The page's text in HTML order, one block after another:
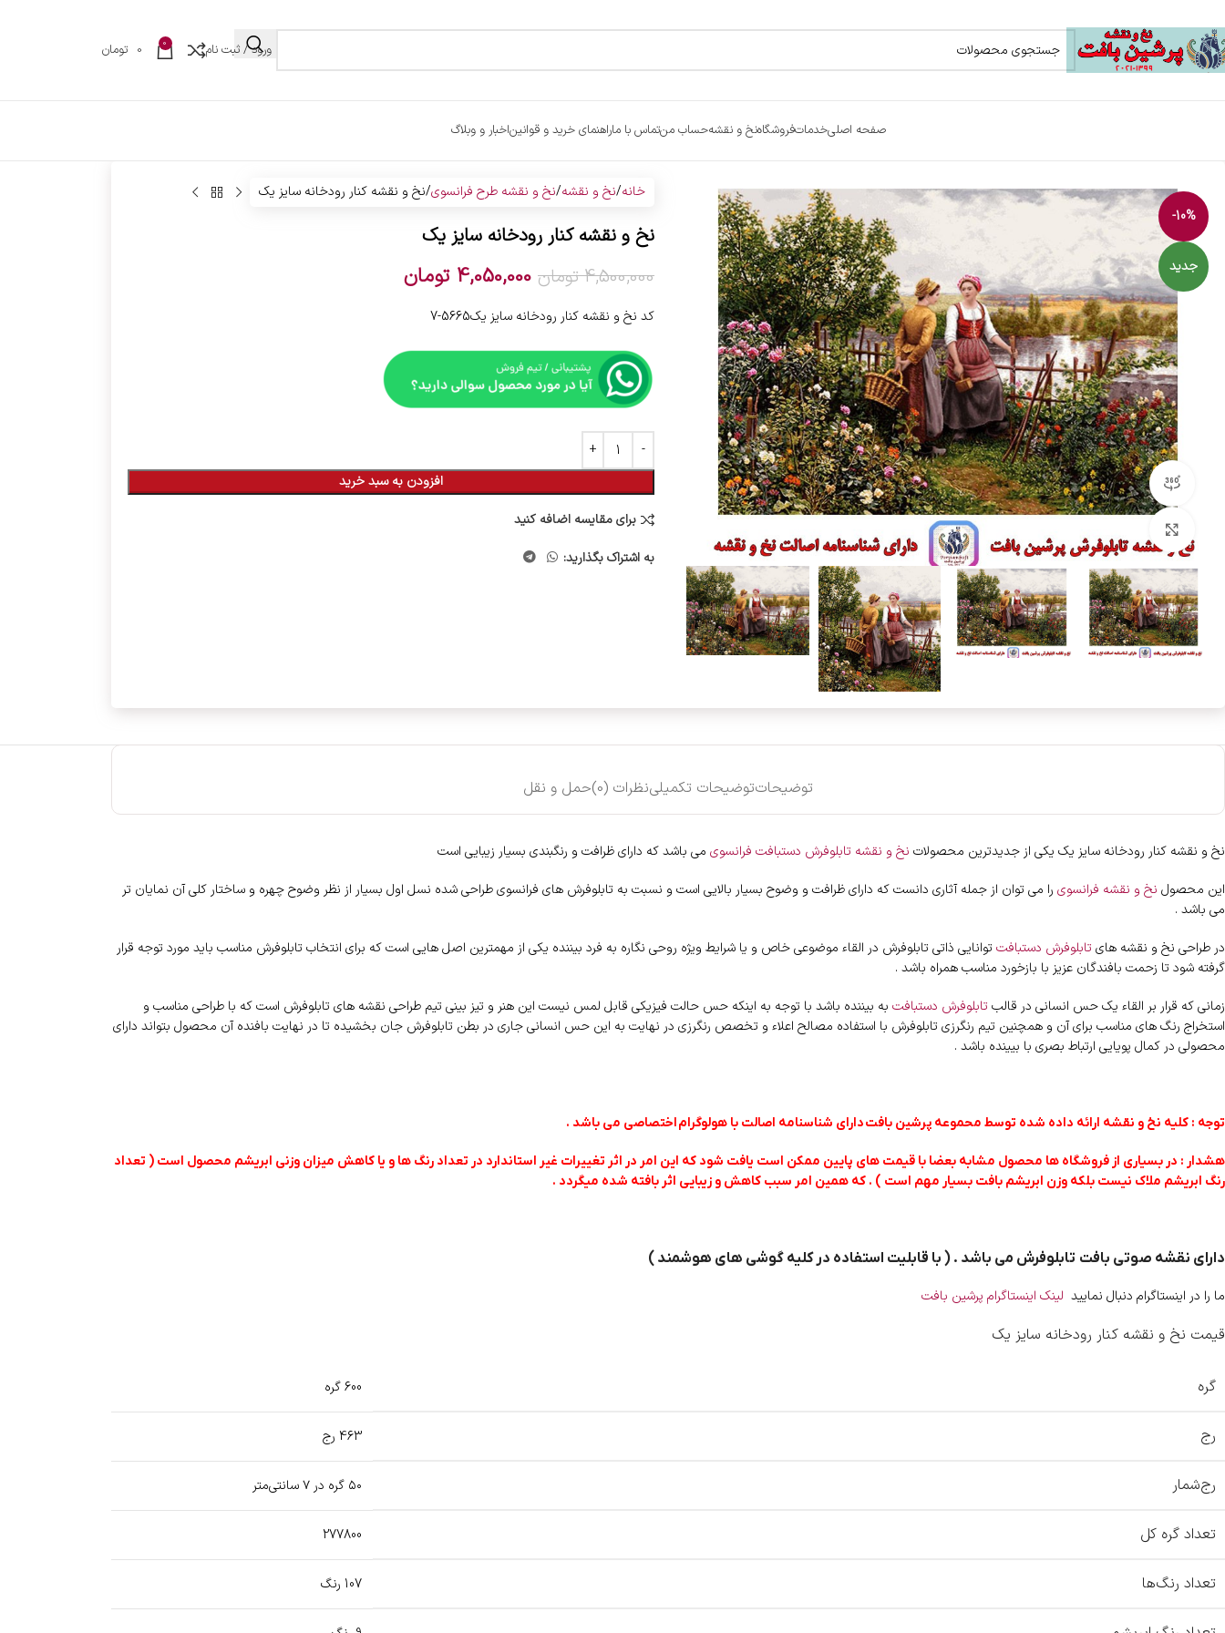
ورود / ثبت نام 0
0 تومان
صفحه اصلیخدماتفروشگاهنخ و نقشهحساب منتماس با ماراهنمای خرید و قوانیناخبار و وبلاگ
-10%
جدید
مشاهده 360 درجه
خانه نخ و نقشه نخ و نقشه طرح فرانسوی نخ و نقشه کنار رودخانه سایز یک
نخ و نقشه کنار رودخانه سایز یک
4,500,000 تومان 4,050,000 تومان
کد نخ و نقشه کنار رودخانه سایز یک5665-7
افزودن به سبد خرید
برای مقایسه اضافه کنید
به اشتراک بگذارید:
توضیحاتتوضیحات تکمیلینظرات (0) حمل و نقل
نخ و نقشه کنار رودخانه سایز یک یکی از جدیدترین محصولات نخ و نقشه تابلوفرش دستبافت فرانسوی می باشد که دارای ظرافت و رنگبندی بسیار زیبایی است
این محصول نخ و نقشه فرانسوی را می توان از جمله آثاری دانست که دارای ظرافت و وضوح بسیار بالایی است و نسبت به تابلوفرش های فرانسوی طراحی شده نسل اول بسیار از نظر وضوح چهره و ساختار کلی آن نمایان تر
می باشد .
در طراحی نخ و نقشه های تابلوفرش دستبافت توانایی ذاتی تابلوفرش در القاء موضوعی خاص و یا شرایط ویژه روحی نگاره به فرد بیننده یکی از مهمترین اصل هایی است که برای انتخاب تابلوفرش مناسب باید مورد توجه قرار
گرفته شود تا زحمت بافندگان عزیز با بازخورد مناسب همراه باشد .
زمانی که قرار بر القاء یک حس انسانی در قالب تابلوفرش دستبافت به بیننده باشد با توجه به اینکه حس حالت فیزیکی قابل لمس نیست این هنر و تیز بینی تیم طراحی نقشه های تابلوفرش است که با طراحی مناسب و
استخراج رنگ های مناسب برای آن و همچنین تیم رنگرزی تابلوفرش با استفاده مصالح اعلاء و تخصص رنگرزی در نهایت به این حس انسانی جاری در بطن تابلوفرش جان بخشیده تا در نهایت بافنده آن محصول بتواند دارای
محصولی در کمال پویایی ارتباط بصری با بیینده باشد .
توجه : کلیه نخ و نقشه ارائه داده شده توسط محموعه پرشین بافتدارای شناسنامه اصالت با هولوگراماختصاصی می باشد .
هشدار : در بسیاری از فروشگاه ها محصول مشابه بعضا با قیمت های پایین ممکن است یافت شود که این امر در اثر تغییرات غیر استاندارد در تعداد رنگ ها و یا کاهش میزان وزنی ابریشم محصول است ( تعداد
رنگ ابریشم ملاک نیست بلکه وزن ابریشم بافت بسیار مهم است ) . که همین امر سبب کاهش و زیبایی اثر بافته شده میگردد .
دارای نقشه صوتی بافت تابلوفرش می باشد . ( با قابلیت استفاده در کلیه گوشی های هوشمند )
ما را در اینستاگرام دنبال نمایید لینک اینستاگرام پرشین بافت
قیمت نخ و نقشه کنار رودخانه سایز یک
گره 600 گره
رج 463 رج
رج‌شمار ۵۰ گره در ۷ سانتی‌متر
تعداد گره کل 277800
تعداد رنگ‌ها 107 رنگ